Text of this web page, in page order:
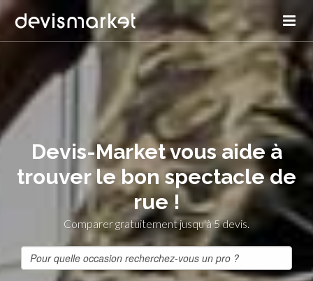
Devis-Market vous aide à
trouver le bon spectacle de
rue !
Comparer gratuitement jusqu'à 5 devis.